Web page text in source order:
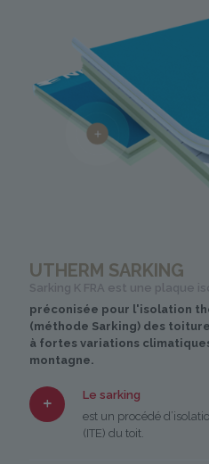
UTHERM SARKING
Sarking K FRA est une plaque
préconisée pour l'isolation
(méthode Sarking) des
à fortes variations
montagne.
Le sarking
est un procédé
(ITE) du toit.